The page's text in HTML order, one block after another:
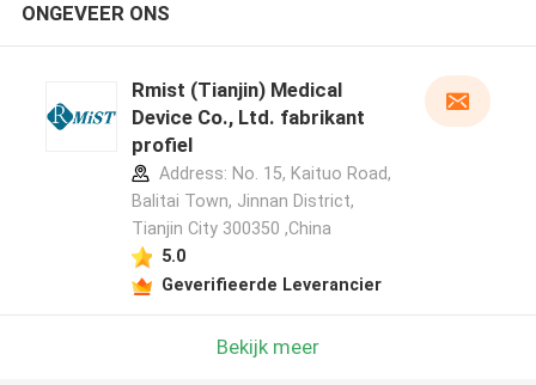
ONGEVEER ONS
Rmist (Tianjin) Medical
Device Co., Ltd. fabrikant
profiel
Address: No. 15, Kaituo Road,
Balitai Town, Jinnan District,
Tianjin City 300350 ,China
5.0
Geverifieerde Leverancier
Bekijk meer